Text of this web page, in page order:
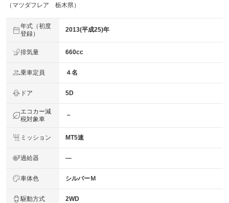
（マツダフレア 栃木県）
年式（初度
登録）
2013(平成25)年
排気量 660cc
乗車定員 ４名
ドア 5D
エコカー減
税対象車
－
ミッション MT5速
過給器 ―
車体色 シルバーＭ
駆動方式 2WD